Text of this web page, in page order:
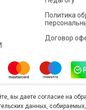
Политика
Договор
доступно по
«Attribution»
вы даете согласие на
данных,